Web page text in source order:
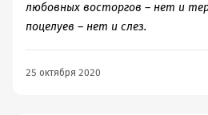
любовных восторгов – нет и
поцелуев – нет и слез.
25 октября 2020